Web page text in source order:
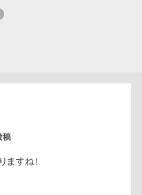
稿
ますね！